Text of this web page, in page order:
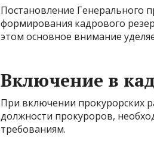
Постановление Генерального
формирования кадрового
этом основное внимание
Включение в
При включении прокурорских
должности прокуроров,
требованиям.